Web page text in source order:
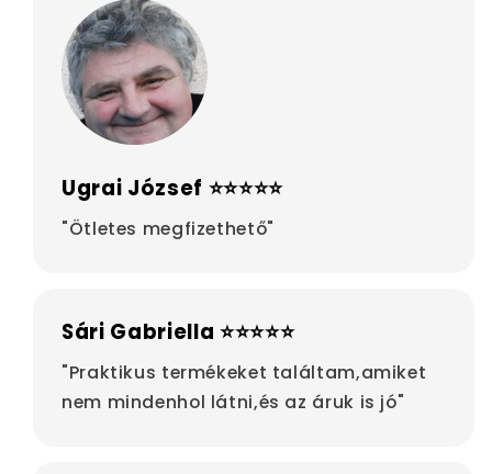
Ugrai József ⭐⭐⭐⭐⭐
"Ötletes megfizethető"
Sári Gabriella ⭐⭐⭐⭐⭐
"Praktikus termékeket találtam,amiket
nem mindenhol látni,és az áruk is jó"